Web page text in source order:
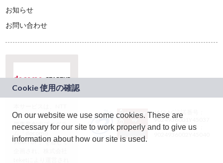
お知らせ
お問い合わせ
ドコモグループの新
規事業創出プログラ
ム「docomo
STARTUP」を通じて
JASRAC許諾番号：
9024936001Y45037
JASRAC許諾番号：
On our website we use some cookies. These are
necessary for our site to work properly and to give us
information about how our site is used.